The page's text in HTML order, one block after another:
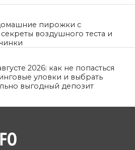
пирожки с
воздушного теста и
2026: как не попасться
уловки и выбрать
выгодный депозит